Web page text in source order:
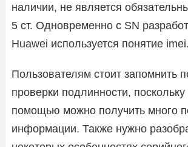
наличии, не является
5 ст. Одновременно с SN
Huawei используется понятие imei.
Пользователям стоит запомнить
проверки подлинности, поскольку
помощью можно получить много
информации. Также нужно